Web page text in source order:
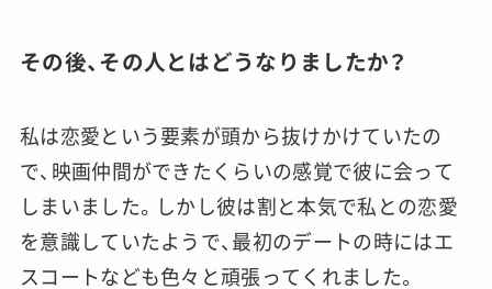
その後、その人とはどうなりましたか？
私は恋愛という要素が頭から抜けかけていたの
で、映画仲間ができたくらいの感覚で彼に会って
しまいました。しかし彼は割と本気で私との恋愛
を意識していたようで、最初のデートの時にはエ
スコートなども色々と頑張ってくれました。